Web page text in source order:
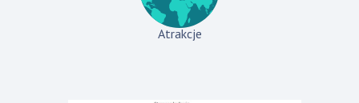
Atrakcje